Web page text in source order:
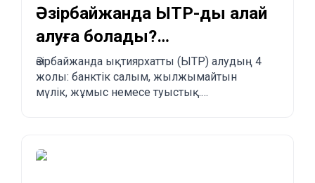
Әзірбайжанда ЫТР-ды қалай
алуға болады?
Заңдастырудың 4 жолы
Әзірбайжанда ықтиярхатты (ЫТР) алудың 4
жолы: банктік салым, жылжымайтын
мүлік, жұмыс немесе туыстық.